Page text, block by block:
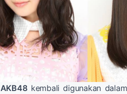
AKB48kembali digunakan